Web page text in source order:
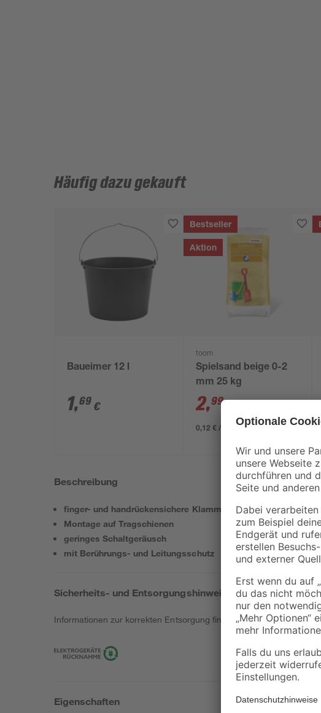
Häufig dazu gekauft
Baueimer 12 l
1,69 €
Bestseller
Aktion
toom
Spielsand beige 0-2
mm 25 kg
2,99
0,12 € / Kilogramm
Beschreibung
finger- und handrückensichere Klammern
Montage auf Tragschienen
geringes Schaltgeräusch
mit Berührungs- und Leitungsschutz
Sicherheits- und Entsorgungshinweise
Informationen zur korrekten Entsorgung findest duhier.
Eigenschaften